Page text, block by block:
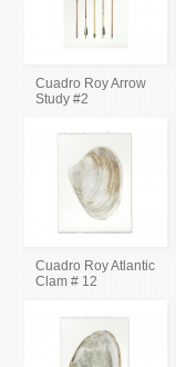
Cuadro Roy Arrow
Study #2
Cuadro Roy Atlantic
Clam # 12